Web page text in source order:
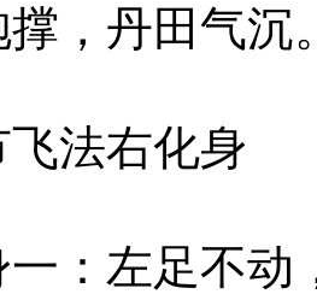
，丹田气沉
法右化身
左足不动